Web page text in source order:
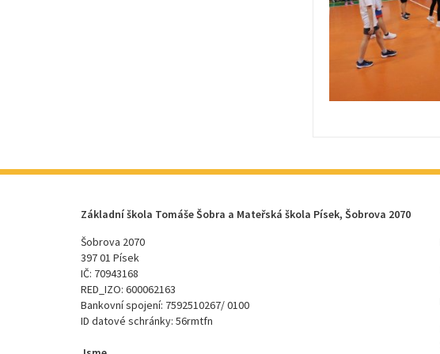
Základní škola Tomáše Šobra a Mateřská škola Písek, Šobrova 2070
Šobrova 2070
397 01 Písek
IČ: 70943168
RED_IZO: 600062163
Bankovní spojení: 7592510267/ 0100
ID datové schránky: 56rmtfn